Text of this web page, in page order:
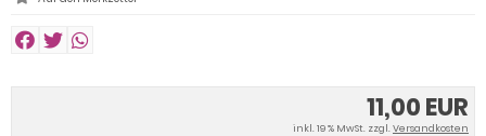
11,00 EUR
inkl. 19 % MwSt. zzgl.Versandkosten